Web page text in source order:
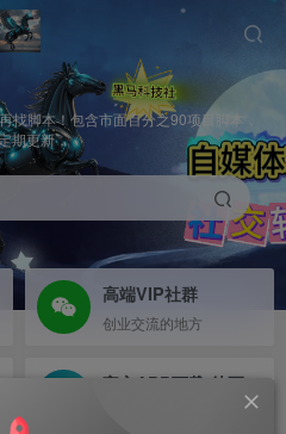
脚本！包含市面百分之90项目脚本，
期更新，
高端VIP社群
创业交流的地方